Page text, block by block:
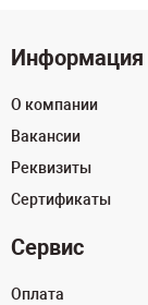
Информация
О компании
Вакансии
Реквизиты
Сертификаты
Сервис
Оплата